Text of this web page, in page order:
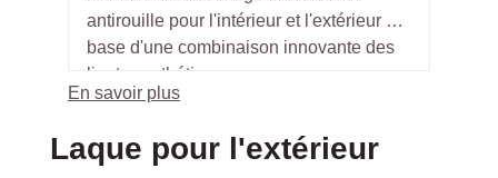
antirouille pour l'intérieur et l'extérieur à
base d'une combinaison innovante des
liants synthétiques.
En savoir plus
Ignorer la galerie de produits
Laque pour l'extérieur